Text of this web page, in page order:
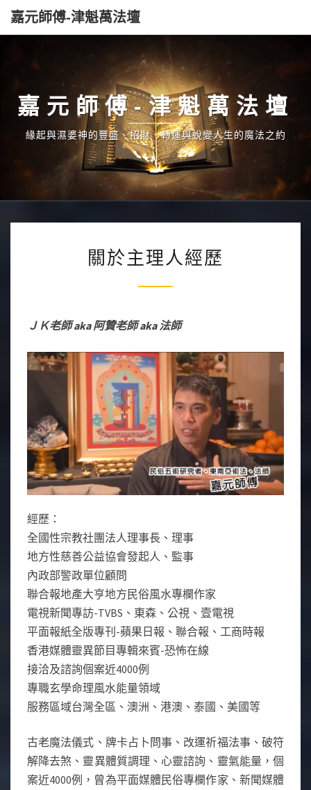
嘉元師傅-津魁萬法壇
嘉元師傅-津魁萬法壇
緣起與濕婆神的豐盛、招財、轉運與蛻變人生的魔法之約
於
人
歷
關於主理人經歷
ＪＫ老師 aka 阿贊老師 aka 法師
經歷：
全國性宗教社團法人理事長、理事
地方性慈善公益協會發起人、監事
內政部警政單位顧問
聯合報地產大亨地方民俗風水專欄作家
電視新聞專訪-TVBS、東森、公視、壹電視
平面報紙全版專刊-蘋果日報、聯合報、工商時報
香港媒體靈異節目專輯來賓-恐怖在線
接洽及諮詢個案近4000例
專職玄學命理風水能量領域
服務區域台灣全區、澳洲、港澳、泰國、美國等
古老魔法儀式、牌卡占卜問事、改運祈福法事、破符
解降去煞、靈異體質調理、心靈諮詢、靈氣能量，個
案近4000例，曾為平面媒體民俗專欄作家、新聞媒體